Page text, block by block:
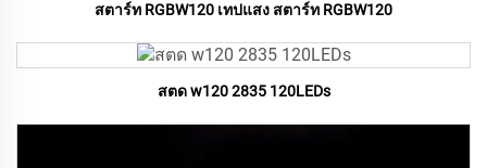
สตาร์ท RGBW120 เทปแสง สตาร์ท RGBW120
สตด w120 2835 120LEDs